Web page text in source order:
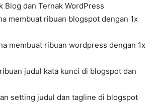
Blog dan Ternak WordPress
membuat ribuan blogspot dengan 1x
membuat ribuan wordpress dengan 1x
judul kata kunci di blogspot dan
setting judul dan tagline di blogspot